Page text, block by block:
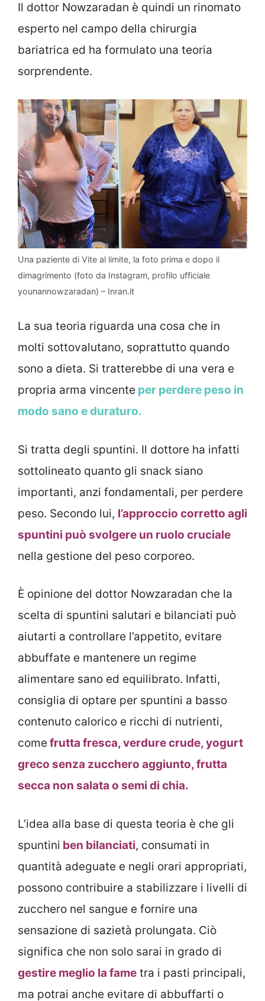
Il dottor Nowzaradan è quindi un rinomato
esperto nel campo della chirurgia
bariatrica ed ha formulato una teoria
sorprendente.
Una paziente di Vite al limite, la foto prima e dopo il
dimagrimento (foto da Instagram, profilo ufficiale
younannowzaradan) – Inran.it
La sua teoria riguarda una cosa che in
molti sottovalutano, soprattutto quando
sono a dieta. Si tratterebbe di una vera e
propria arma vincente per perdere peso in
modo sano e duraturo.
Si tratta degli spuntini. Il dottore ha infatti
sottolineato quanto gli snack siano
importanti, anzi fondamentali, per perdere
peso. Secondo lui, l’approccio corretto agli
spuntini può svolgere un ruolo cruciale
nella gestione del peso corporeo.
È opinione del dottor Nowzaradan che la
scelta di spuntini salutari e bilanciati può
aiutarti a controllare l’appetito, evitare
abbuffate e mantenere un regime
alimentare sano ed equilibrato. Infatti,
consiglia di optare per spuntini a basso
contenuto calorico e ricchi di nutrienti,
come frutta fresca, verdure crude, yogurt
greco senza zucchero aggiunto, frutta
secca non salata o semi di chia.
L’idea alla base di questa teoria è che gli
spuntini ben bilanciati, consumati in
quantità adeguate e negli orari appropriati,
possono contribuire a stabilizzare i livelli di
zucchero nel sangue e fornire una
sensazione di sazietà prolungata. Ciò
significa che non solo sarai in grado di
gestire meglio la fame tra i pasti principali,
ma potrai anche evitare di abbuffarti o